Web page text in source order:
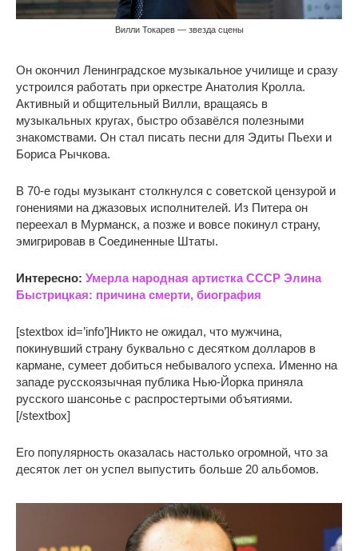
Вилли Токарев — звезда сцены
Он окончил Ленинградское музыкальное училище и сразу
устроился работать при оркестре Анатолия Кролла.
Активный и общительный Вилли, вращаясь в
музыкальных кругах, быстро обзавёлся полезными
знакомствами. Он стал писать песни для Эдиты Пьехи и
Бориса Рычкова.
В 70-е годы музыкант столкнулся с советской цензурой и
гонениями на джазовых исполнителей. Из Питера он
переехал в Мурманск, а позже и вовсе покинул страну,
эмигрировав в Соединенные Штаты.
Интересно: Умерла народная артистка СССР Элина
Быстрицкая: причина смерти, биография
[stextbox id=’info’]Никто не ожидал, что мужчина,
покинувший страну буквально с десятком долларов в
кармане, сумеет добиться небывалого успеха. Именно на
западе русскоязычная публика Нью-Йорка приняла
русского шансонье с распростертыми объятиями.
[/stextbox]
Его популярность оказалась настолько огромной, что за
десяток лет он успел выпустить больше 20 альбомов.